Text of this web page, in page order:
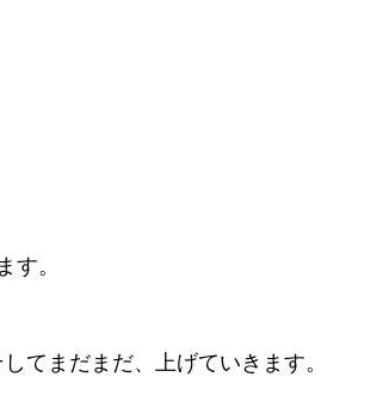
す。
てまだまだ、上げていきます。